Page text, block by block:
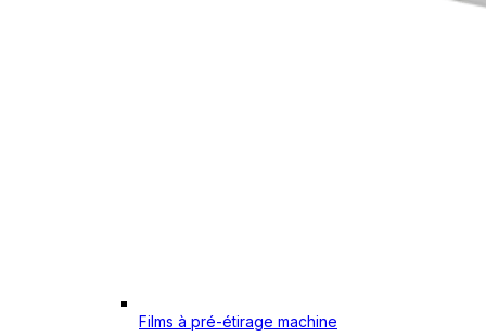
Films à pré-étirage machine